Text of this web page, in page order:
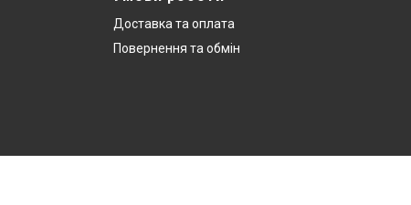
Доставка та оплата
Повернення та обмін